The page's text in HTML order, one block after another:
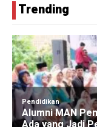
Trending